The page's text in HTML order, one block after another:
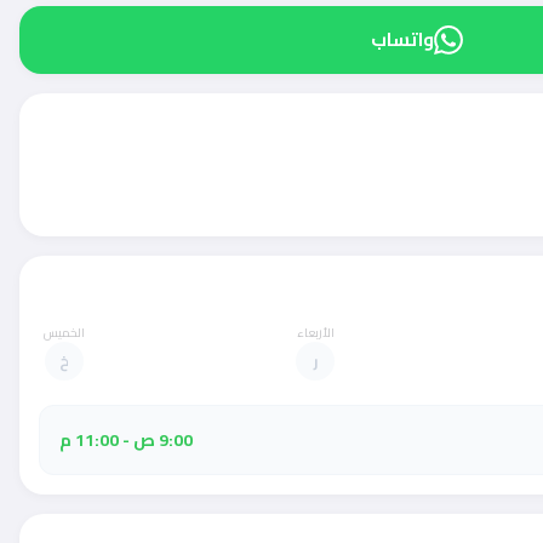
واتساب
الأربعاء
ر
الخميس
خ
9:00 ص - 11:00 م